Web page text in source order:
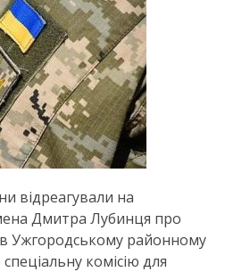
відреагували на
Дмитра Лубинця про
Ужгородському районному
комісію для